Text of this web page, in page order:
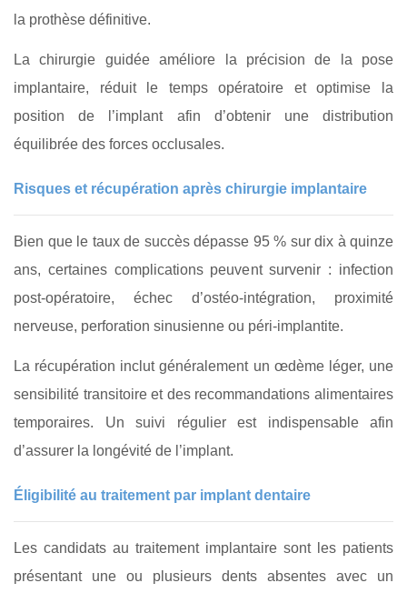
la prothèse définitive.
La chirurgie guidée améliore la précision de la pose
implantaire, réduit le temps opératoire et optimise la
position de l’implant afin d’obtenir une distribution
équilibrée des forces occlusales.
Risques et récupération après chirurgie implantaire
Bien que le taux de succès dépasse 95 % sur dix à quinze
ans, certaines complications peuvent survenir : infection
post‑opératoire, échec d’ostéo‑intégration, proximité
nerveuse, perforation sinusienne ou péri‑implantite.
La récupération inclut généralement un œdème léger, une
sensibilité transitoire et des recommandations alimentaires
temporaires. Un suivi régulier est indispensable afin
d’assurer la longévité de l’implant.
Éligibilité au traitement par implant dentaire
Les candidats au traitement implantaire sont les patients
présentant une ou plusieurs dents absentes avec un